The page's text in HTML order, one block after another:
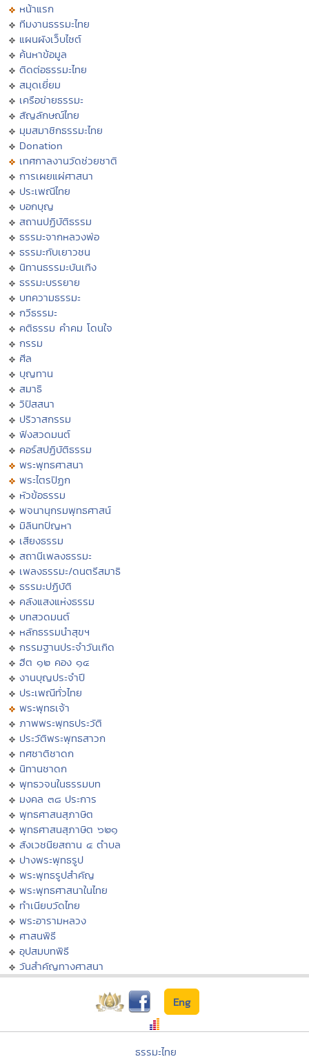
หน้าแรก
ทีมงานธรรมะไทย
แผนผังเว็บไซต์
ค้นหาข้อมูล
ติดต่อธรรมะไทย
สมุดเยี่ยม
เครือข่ายธรรมะ
สัญลักษณ์ไทย
มุมสมาชิกธรรมะไทย
Donation
เทศกาลงานวัดช่วยชาติ
การเผยแผ่ศาสนา
ประเพณีไทย
บอกบุญ
สถานปฏิบัติธรรม
ธรรมะจากหลวงพ่อ
ธรรมะกับเยาวชน
นิทานธรรมะบันเทิง
ธรรมะบรรยาย
บทความธรรมะ
กวีธรรมะ
คติธรรม คำคม โดนใจ
กรรม
ศีล
บุญทาน
สมาธิ
วิปัสสนา
ปริวาสกรรม
ฟังสวดมนต์
คอร์สปฏิบัติธรรม
พระพุทธศาสนา
พระไตรปิฏก
หัวข้อธรรม
พจนานุกรมพุทธศาสน์
มิลินทปัญหา
เสียงธรรม
สถานีเพลงธรรมะ
เพลงธรรมะ/ดนตรีสมาธิ
ธรรมะปฏิบัติ
คลังแสงแห่งธรรม
บทสวดมนต์
หลักธรรมนำสุขฯ
กรรมฐานประจำวันเกิด
ฮีต ๑๒ คอง ๑๔
งานบุญประจำปี
ประเพณีทั่วไทย
พระพุทธเจ้า
ภาพพระพุทธประวัติ
ประวัติพระพุทธสาวก
ทศชาติชาดก
นิทานชาดก
พุทธวจนในธรรมบท
มงคล ๓๘ ประการ
พุทธศาสนสุภาษิต
พุทธศาสนสุภาษิต ๖๒๑
สังเวชนียสถาน ๔ ตำบล
ปางพระพุทธรูป
พระพุทธรูปสำคัญ
พระพุทธศาสนาในไทย
ทำเนียบวัดไทย
พระอารามหลวง
ศาสนพิธี
อุปสมบทพิธี
วันสำคัญทางศาสนา
Eng
ธรรมะไทย